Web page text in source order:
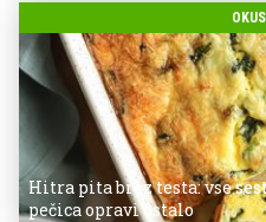
Hitra pita brez testa: vse
pečica opravi ostalo